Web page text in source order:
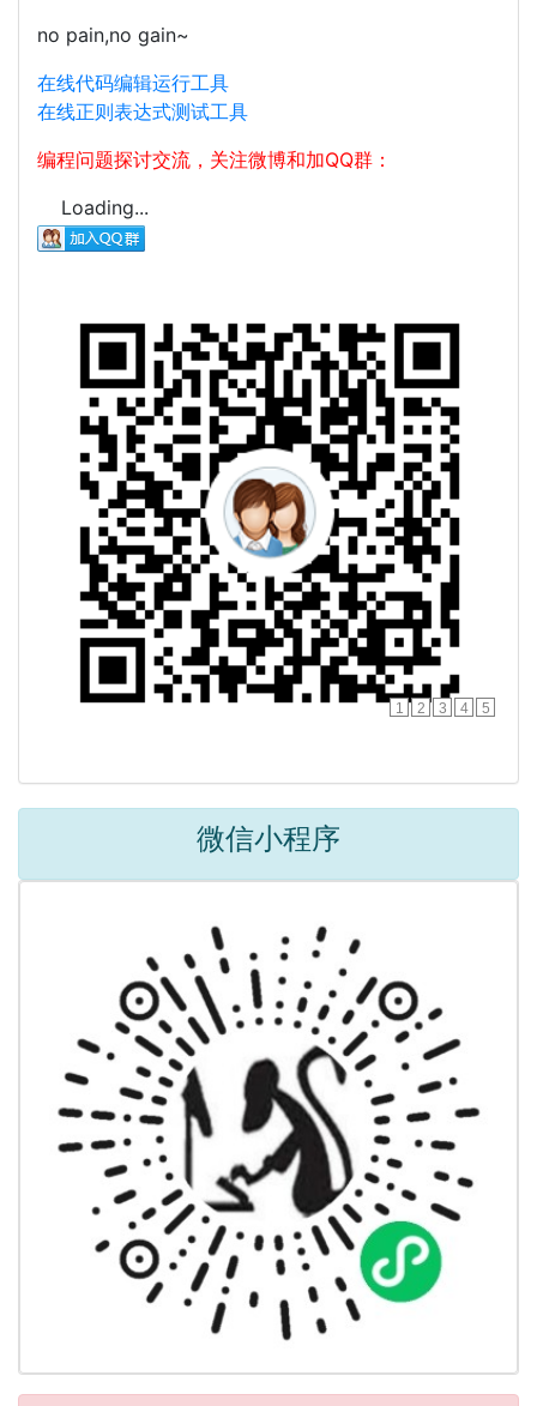
no pain,no gain~
在线代码编辑运行工具
在线正则表达式测试工具
编程问题探讨交流，关注微博和加QQ群：
Loading...
1 2 3 4 5
微信小程序